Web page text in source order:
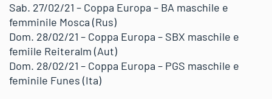
Sab. 27/02/21 – Coppa Europa – BA maschile e
femminile Mosca (Rus)
Dom. 28/02/21 – Coppa Europa – SBX maschile e
femiile Reiteralm (Aut)
Dom. 28/02/21 – Coppa Europa – PGS maschile e
feminile Funes (Ita)